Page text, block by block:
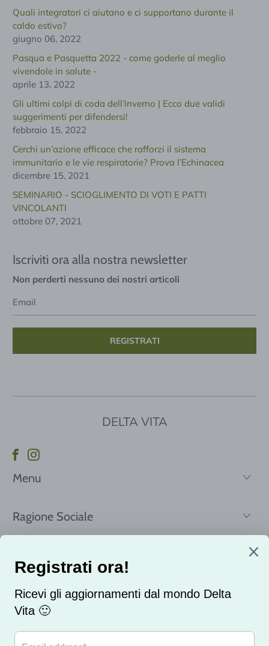
Quali integratori ci aiutano e ci supportano durante il
caldo estivo?
giugno 06, 2022
Pasqua e Pasquetta 2022 - come goderle al meglio
vivendole in salute -
aprile 13, 2022
Gli ultimi colpi di coda dell’Inverno | Ecco due validi
suggerimenti per difendersi!
febbraio 15, 2022
Cerchi un’azione efficace che rafforzi il sistema
immunitario e le vie respiratorie? Prova l’Echinacea
dicembre 15, 2021
SEMINARIO - SCIOGLIMENTO DI VOTI E PATTI
VINCOLANTI
ottobre 07, 2021
Iscriviti ora alla nostra newsletter
Non perderti nessuno dei nostri articoli
DELTA VITA
Menu
Ragione Sociale
Email